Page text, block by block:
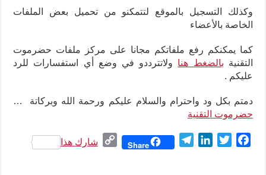
وكذلك التسجيل بالموقع لتتمكنو من تحميل بعض الملفات
الخاصة بالأعضاء
كما يمكنكم رفع ملفاتكم مجانا على مركز ملفات حضرموت
التقنية بالضغط هناولاتترددو في وضع أي استفسارات للرد
عليكم .
دمتم بكل ود واحترام والسلام عليكم ورحمة الله وبركاتة …
حضرموت التقنية
T
Share
Cشارك هذا